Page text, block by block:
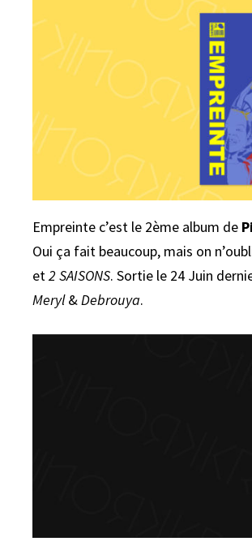
Empreinte c’est le 2ème album de
Oui ça fait beaucoup, mais on
et2 SAISONS. Sortie le 24 Juin
Meryl&Debrouya.